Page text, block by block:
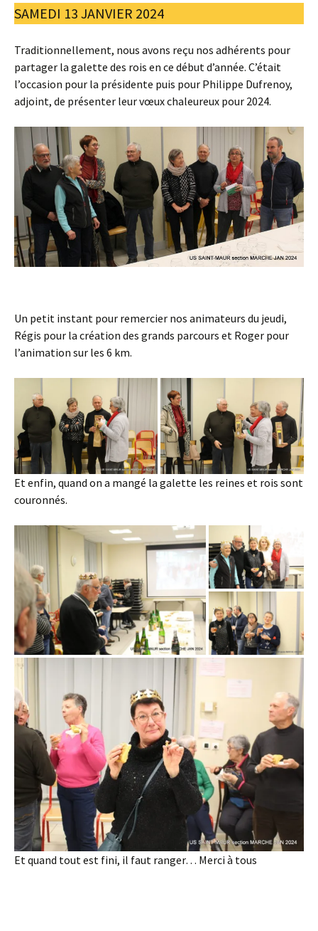
SAMEDI 13 JANVIER 2024
Traditionnellement, nous avons reçu nos adhérents pour
partager la galette des rois en ce début d’année. C’était
l’occasion pour la présidente puis pour Philippe Dufrenoy,
adjoint, de présenter leur vœux chaleureux pour 2024.
Un petit instant pour remercier nos animateurs du jeudi,
Régis pour la création des grands parcours et Roger pour
l’animation sur les 6 km.
Et enfin, quand on a mangé la galette les reines et rois sont
couronnés.
Et quand tout est fini, il faut ranger… Merci à tous